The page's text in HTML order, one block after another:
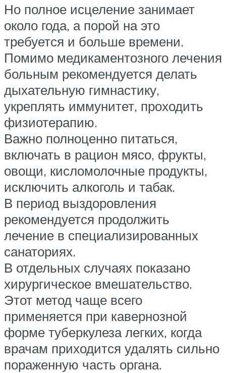
Но полное исцеление занимает
около года, а порой на это
требуется и больше времени.
Помимо медикаментозного лечения
больным рекомендуется делать
дыхательную гимнастику,
укреплять иммунитет, проходить
физиотерапию.
Важно полноценно питаться,
включать в рацион мясо, фрукты,
овощи, кисломолочные продукты,
исключить алкоголь и табак.
В период выздоровления
рекомендуется продолжить
лечение в специализированных
санаториях.
В отдельных случаях показано
хирургическое вмешательство.
Этот метод чаще всего
применяется при кавернозной
форме туберкулеза легких, когда
врачам приходится удалять сильно
пораженную часть органа.